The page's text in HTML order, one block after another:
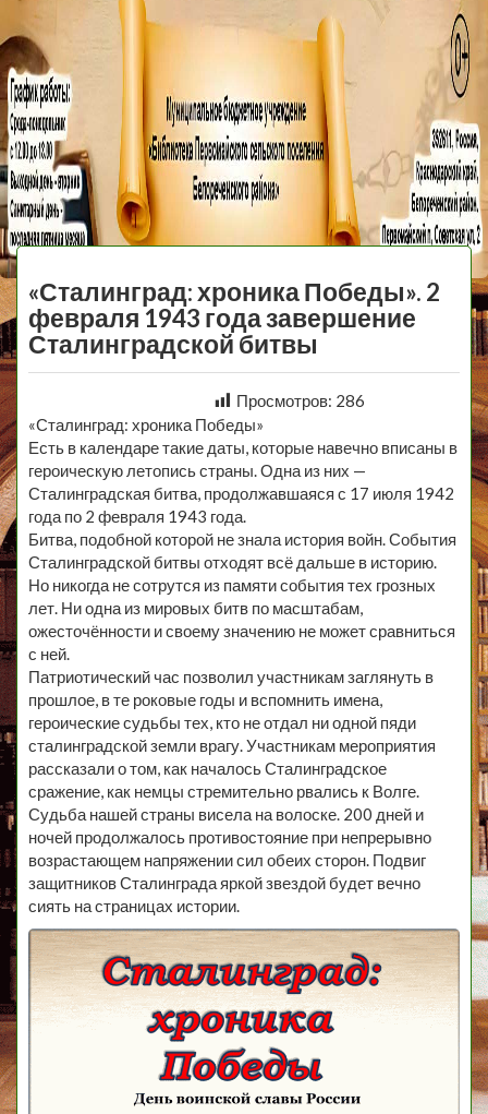
МБУ Библиотека
Первомайского
Сельского
Поселения
«Сталинград: хроника Победы». 2
февраля 1943 года завершение
Сталинградской битвы
Просмотров: 286
«Сталинград: хроника Победы»
Есть в календаре такие даты, которые навечно вписаны в
героическую летопись страны. Одна из них —
Сталинградская битва, продолжавшаяся с 17 июля 1942
года по 2 февраля 1943 года.
Битва, подобной которой не знала история войн. События
Сталинградской битвы отходят всё дальше в историю.
Но никогда не сотрутся из памяти события тех грозных
лет. Ни одна из мировых битв по масштабам,
ожесточённости и своему значению не может сравниться
с ней.
Патриотический час позволил участникам заглянуть в
прошлое, в те роковые годы и вспомнить имена,
героические судьбы тех, кто не отдал ни одной пяди
сталинградской земли врагу. Участникам мероприятия
рассказали о том, как началось Сталинградское
сражение, как немцы стремительно рвались к Волге.
Судьба нашей страны висела на волоске. 200 дней и
ночей продолжалось противостояние при непрерывно
возрастающем напряжении сил обеих сторон. Подвиг
защитников Сталинграда яркой звездой будет вечно
сиять на страницах истории.